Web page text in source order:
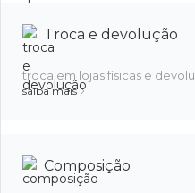
Troca e devolução
troca em lojas físicas e
saiba mais
Composição